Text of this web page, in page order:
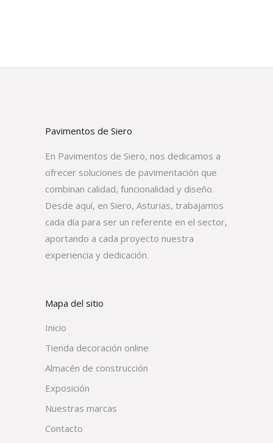
Pavimentos de Siero
En Pavimentos de Siero, nos dedicamos a
ofrecer soluciones de pavimentación que
combinan calidad, funcionalidad y diseño.
Desde aquí, en Siero, Asturias, trabajamos
cada día para ser un referente en el sector,
aportando a cada proyecto nuestra
experiencia y dedicación.
Mapa del sitio
Inicio
Tienda decoración online
Almacén de construcción
Exposición
Nuestras marcas
Contacto